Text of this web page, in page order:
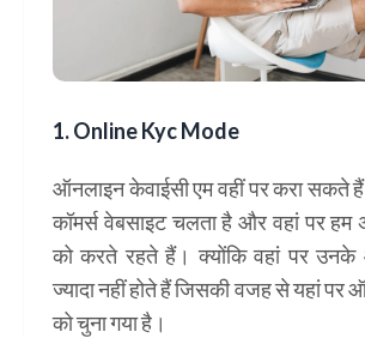
1. Online Kyc Mode
ऑनलाइन केवाईसी एम वहीं पर करा सकते हैं
कॉमर्स वेबसाइट चलता है और वहां पर
को करते रहते हैं। क्योंकि वहां पर उनके
ज्यादा नहीं होते हैं जिसकी वजह से यहां पर
को चुना गया है।